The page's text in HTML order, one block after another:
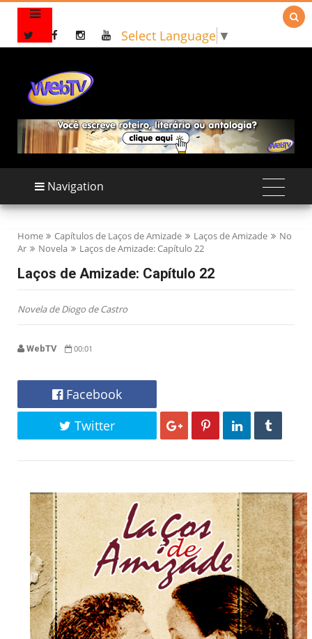
Select Language ▼

Navigation
Home Capítulos de Laços de Amizade Laços de Amizade
No
Ar
Novela Laços de Amizade: Capítulo 22
Laços de Amizade: Capítulo 22
Novela de Diogo de Castro
WebTV 00:01
Facebook
Twitter